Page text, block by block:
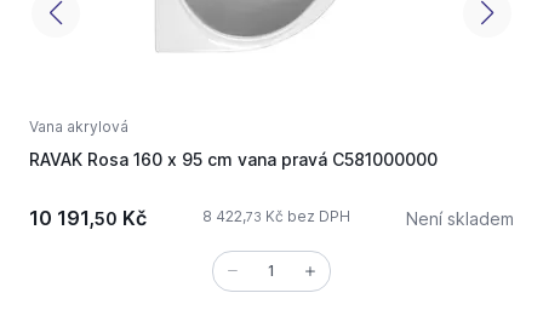
Vana akrylová
RAVAK Rosa 160 x 95 cm vana pravá C581000000
10 191,50 Kč 8 422,73 Kč bez DPH Není skladem